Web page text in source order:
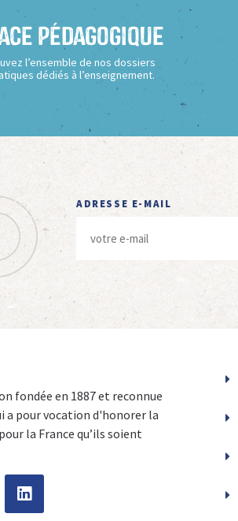
Pédagogique
l’ensemble de nos dossiers
dédiés à l’enseignement.
ADRESSE E-MAIL
fondée en 1887 et reconnue
a pour vocation d'honorer la
la France qu’ils soient